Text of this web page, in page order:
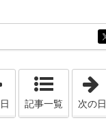
「2023年5月23日」
記事一覧 次の日